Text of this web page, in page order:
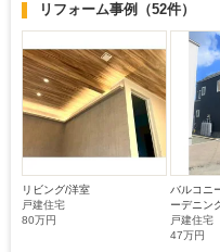
リフォーム事例 （52件）
リビング/洋室
戸建住宅
80万円
バルコニ
ーデニン
戸建住宅
47万円